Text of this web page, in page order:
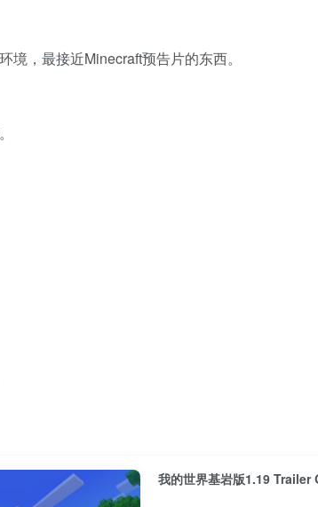
境，最接近Minecraft预告片的东西。
我的世界基岩版1.19